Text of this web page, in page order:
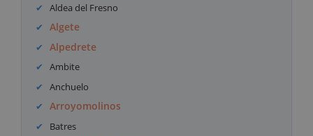
Aldea del Fresno
Algete
Alpedrete
Ambite
Anchuelo
Arroyomolinos
Batres